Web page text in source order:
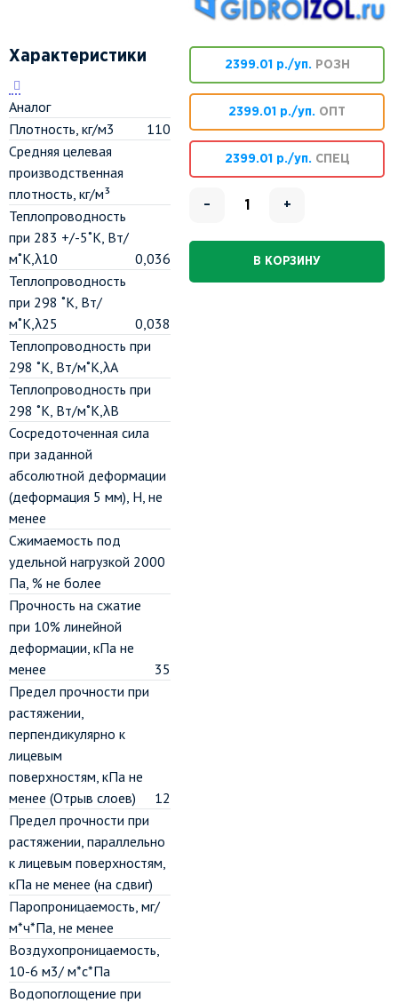
Характеристики
Аналог
Плотность, кг/м3
110
Средняя целевая
производственная
плотность, кг/м³
Теплопроводность
при 283 +/-5˚К, Вт/
м˚К,λ10
0,036
Теплопроводность
при 298 ˚К, Вт/
м˚К,λ25
0,038
Теплопроводность при
298 ˚К, Вт/м˚К,λА
Теплопроводность при
298 ˚К, Вт/м˚К,λВ
Сосредоточенная сила
при заданной
абсолютной деформации
(деформация 5 мм), Н, не
менее
Сжимаемость под
удельной нагрузкой 2000
Па, % не более
Прочность на сжатие
при 10% линейной
деформации, кПа не
менее
35
Предел прочности при
растяжении,
перпендикулярно к
лицевым
поверхностям, кПа не
менее (Отрыв слоев)
12
Предел прочности при
растяжении, параллельно
к лицевым поверхностям,
кПа не менее (на сдвиг)
Паропроницаемость, мг/
м*ч*Па, не менее
Воздухопроницаемость,
10-6 м3/ м*с*Па
Водопоглощение при
2399.01 р./уп. РОЗН
2399.01 р./уп. ОПТ
2399.01 р./уп. СПЕЦ
– +
В КОРЗИНУ